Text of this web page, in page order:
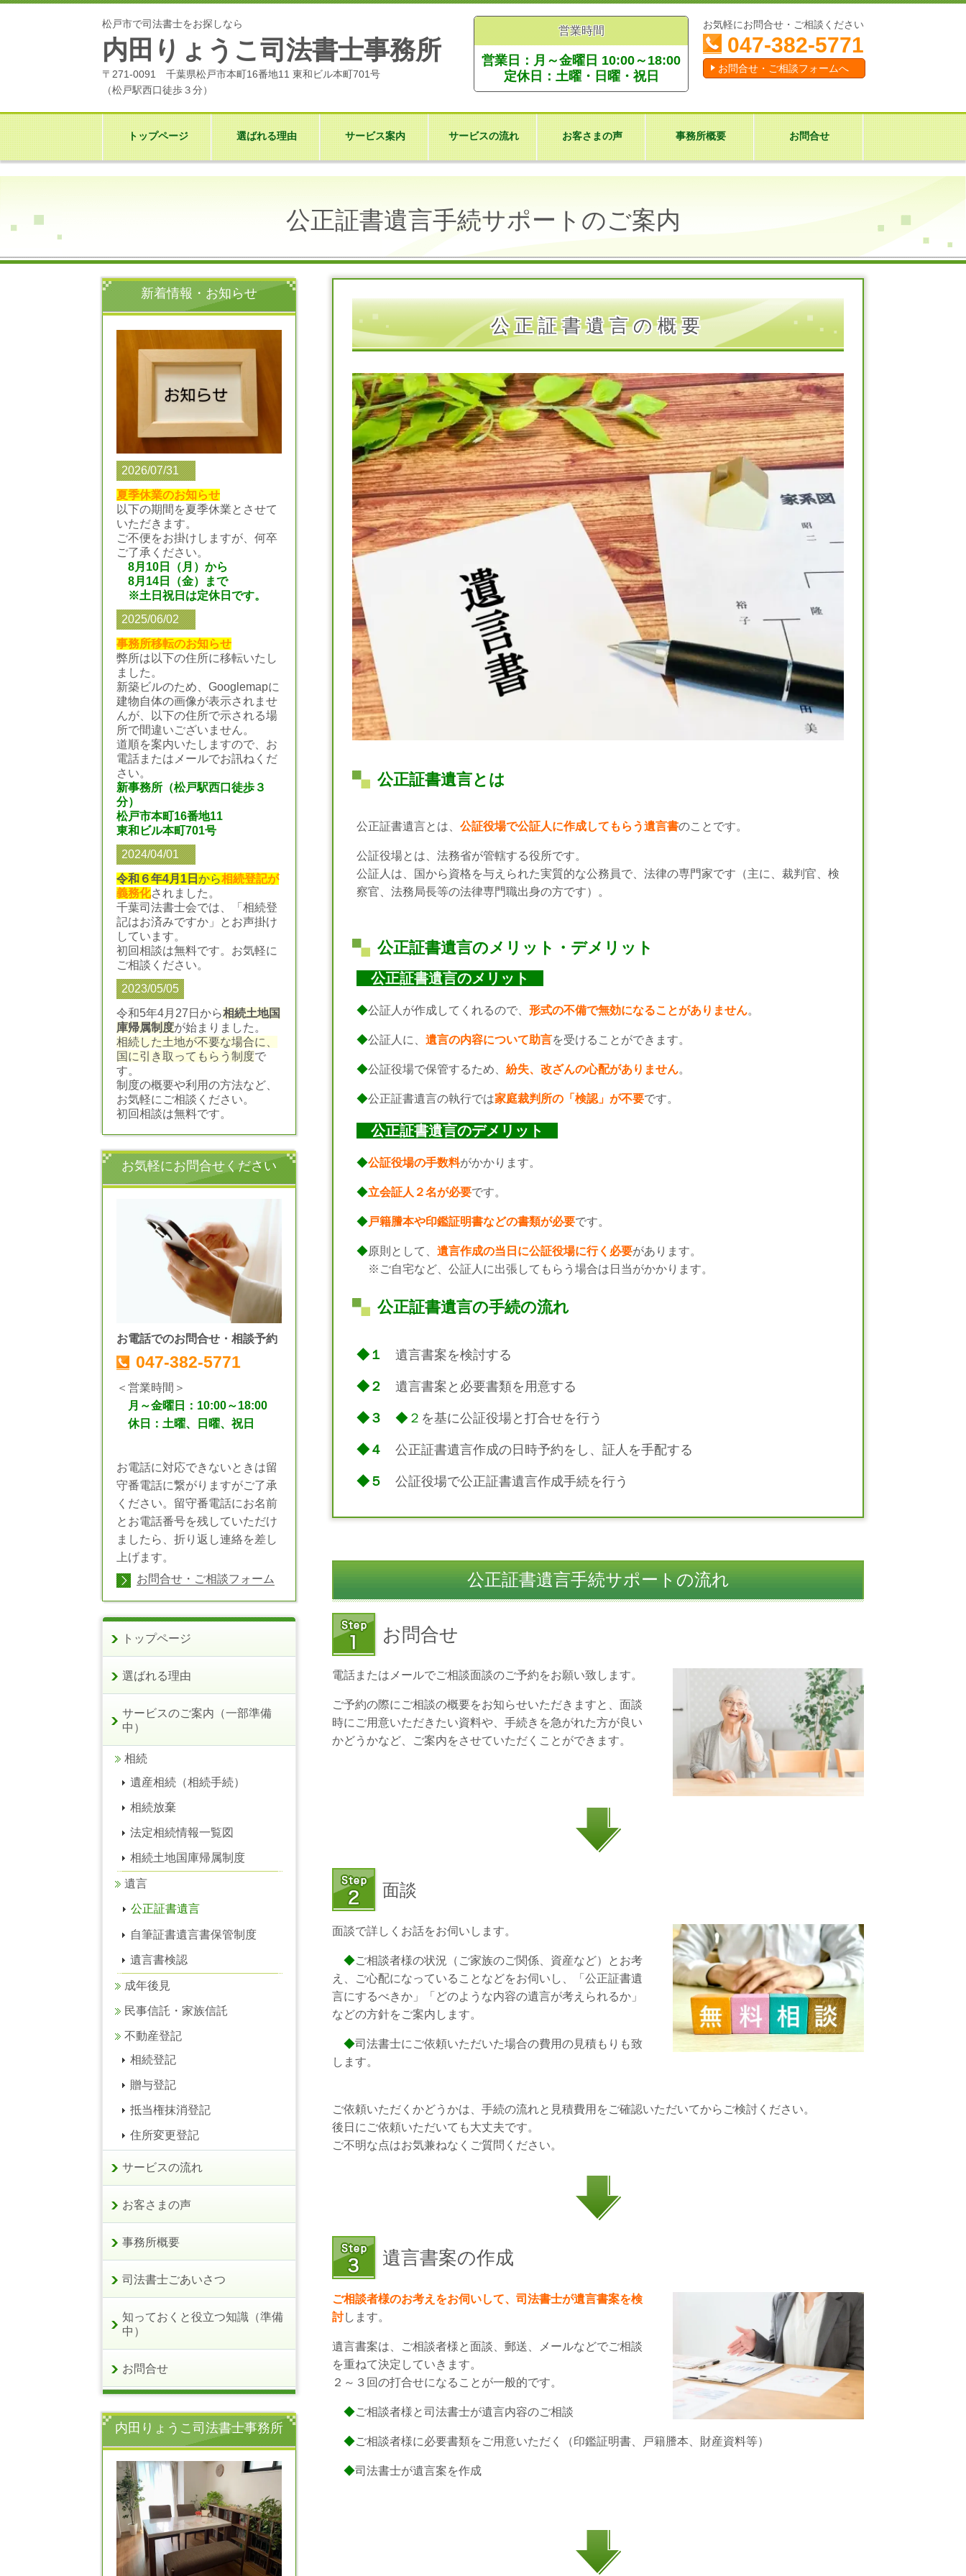
松戸市で司法書士をお探しなら
内田りょうこ司法書士事務所
〒271-0091 千葉県松戸市本町16番地11 東和ビル本町701号
（松戸駅西口徒歩３分）
営業時間
営業日：月～金曜日 10:00～18:00
定休日：土曜・日曜・祝日
お気軽にお問合せ・ご相談ください
047-382-5771
お問合せ・ご相談フォームへ
トップページ 選ばれる理由 サービス案内 サービスの流れ お客さまの声 事務所概要 お問合せ
公正証書遺言手続サポートのご案内
公 正 証 書 遺 言 の 概 要
公正証書遺言とは
公正証書遺言とは、 公証役場で公証人に作成してもらう遺言書のことです。
公証役場とは、法務省が管轄する役所です。
公証人は、国から資格を与えられた実質的な公務員で、法律の専門家です（主に、裁判官、検
察官、法務局長等の法律専門職出身の方です）。
公正証書遺言のメリット・デメリット
公正証書遺言のメリット
◆公証人が作成してくれるので、 形式の不備で無効になることがありません。
◆公証人に、 遺言の内容について助言を受けることができます。
◆公証役場で保管するため、 紛失、改ざんの心配がありません。
◆公正証書遺言の執行では家庭裁判所の「検認」が不要です。
公正証書遺言のデメリット
◆公証役場の手数料がかかります。
◆立会証人２名が必要です。
◆戸籍謄本や印鑑証明書などの書類が必要です。
◆原則として、 遺言作成の当日に公証役場に行く必要があります。
※ご自宅など、公証人に出張してもらう場合は日当がかかります。
公正証書遺言の手続の流れ
◆１ 遺言書案を検討する
◆２ 遺言書案と必要書類を用意する
◆３ ◆２ を基に公証役場と打合せを行う
◆４ 公正証書遺言作成の日時予約をし、証人を手配する
◆５ 公証役場で公正証書遺言作成手続を行う
公正証書遺言手続サポートの流れ
お問合せ
電話またはメールでご相談面談のご予約をお願い致します。
ご予約の際にご相談の概要をお知らせいただきますと、面談
時にご用意いただきたい資料や、手続きを急がれた方が良い
かどうかなど、ご案内をさせていただくことができます。
面談
面談で詳しくお話をお伺いします。
◆ご相談者様の状況（ご家族のご関係、資産など）とお考
え、ご心配になっていることなどをお伺いし、「公正証書遺
言にするべきか」「どのような内容の遺言が考えられるか」
などの方針をご案内します。
◆司法書士にご依頼いただいた場合の費用の見積もりも致
します。
ご依頼いただくかどうかは、手続の流れと見積費用をご確認いただいてからご検討ください。
後日にご依頼いただいても大丈夫です。
ご不明な点はお気兼ねなくご質問ください。
遺言書案の作成
ご相談者様のお考えをお伺いして、司法書士が遺言書案を検
討します。
遺言書案は、ご相談者様と面談、郵送、メールなどでご相談
を重ねて決定していきます。
２～３回の打合せになることが一般的です。
◆ご相談者様と司法書士が遺言内容のご相談
◆ご相談者様に必要書類をご用意いただく（印鑑証明書、戸籍謄本、財産資料等）
◆司法書士が遺言案を作成
新着情報・お知らせ
2026/07/31
夏季休業のお知らせ
以下の期間を夏季休業とさせて
いただきます。
ご不便をお掛けしますが、何卒
ご了承ください。
8月10日（月）から
8月14日（金）まで
※土日祝日は定休日です。
2025/06/02
事務所移転のお知らせ
弊所は以下の住所に移転いたし
ました。
新築ビルのため、Googlemapに
建物自体の画像が表示されませ
んが、以下の住所で示される場
所で間違いございません。
道順を案内いたしますので、お
電話またはメールでお訊ねくだ
さい。
新事務所（松戸駅西口徒歩３
分）
松戸市本町16番地11
東和ビル本町701号
2024/04/01
令和６年4月1日 から相続登記が
義務化されました。
千葉司法書士会では、「相続登
記はお済みですか」とお声掛け
しています。
初回相談は無料です。お気軽に
ご相談ください。
2023/05/05
令和5年4月27日から相続土地国
庫帰属制度が始まりました。
相続した土地が不要な場合に、
国に引き取ってもらう制度で
す。
制度の概要や利用の方法など、
お気軽にご相談ください。
初回相談は無料です。
お気軽にお問合せください
お電話でのお問合せ・相談予約
047-382-5771
＜営業時間＞
月～金曜日：10:00～18:00
休日：土曜、日曜、祝日
お電話に対応できないときは留
守番電話に繋がりますがご了承
ください。留守番電話にお名前
とお電話番号を残していただけ
ましたら、折り返し連絡を差し
上げます。
お問合せ・ご相談フォーム
トップページ
選ばれる理由
サービスのご案内（一部準備
中）
相続
遺産相続（相続手続）
相続放棄
法定相続情報一覧図
相続土地国庫帰属制度
遺言
公正証書遺言
自筆証書遺言書保管制度
遺言書検認
成年後見
民事信託・家族信託
不動産登記
相続登記
贈与登記
抵当権抹消登記
住所変更登記
サービスの流れ
お客さまの声
事務所概要
司法書士ごあいさつ
知っておくと役立つ知識（準備
中）
お問合せ
内田りょうこ司法書士事務所